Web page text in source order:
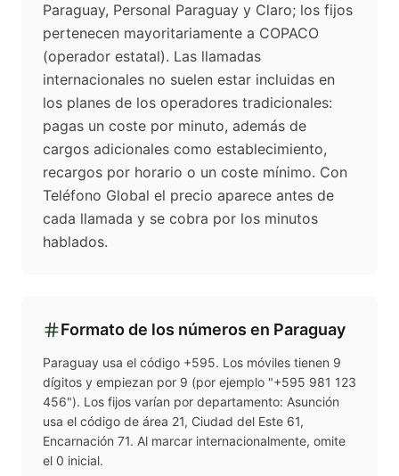
Paraguay, Personal Paraguay y Claro; los fijos
pertenecen mayoritariamente a COPACO
(operador estatal). Las llamadas
internacionales no suelen estar incluidas en
los planes de los operadores tradicionales:
pagas un coste por minuto, además de
cargos adicionales como establecimiento,
recargos por horario o un coste mínimo. Con
Teléfono Global el precio aparece antes de
cada llamada y se cobra por los minutos
hablados.
Formato de los números en Paraguay
Paraguay usa el código +595. Los móviles tienen 9
dígitos y empiezan por 9 (por ejemplo "+595 981 123
456"). Los fijos varían por departamento: Asunción
usa el código de área 21, Ciudad del Este 61,
Encarnación 71. Al marcar internacionalmente, omite
el 0 inicial.